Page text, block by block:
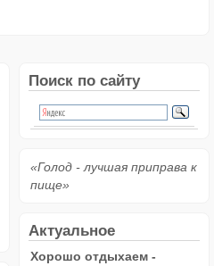
Поиск по сайту
«Голод - лучшая приправа к
пище»
Актуальное
Хорошо отдыхаем -